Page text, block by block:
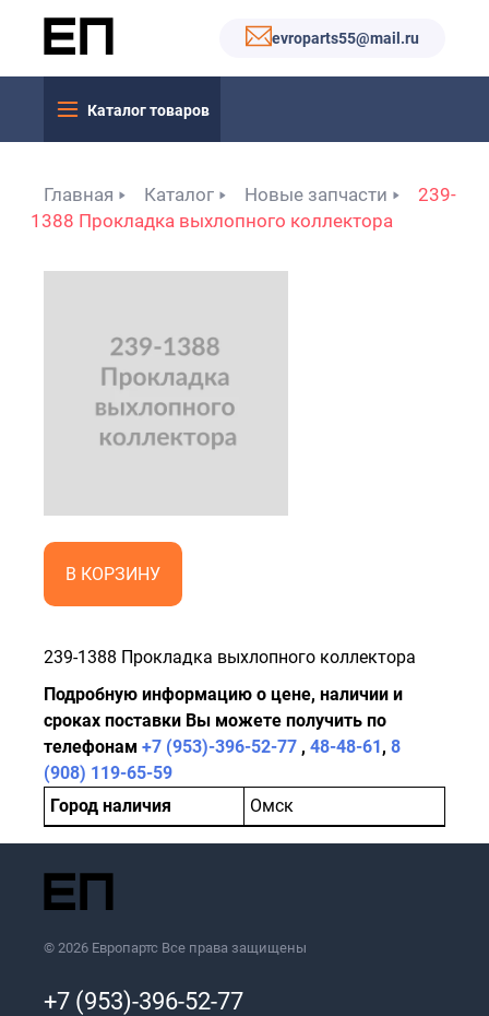
evroparts55@mail.ru
Каталог товаров
Главная Каталог Новые запчасти
239-
1388 Прокладка выхлопного коллектора
В КОРЗИНУ
239-1388 Прокладка выхлопного коллектора
Подробную информацию о цене, наличии и
сроках поставки Вы можете получить по
телефонам +7 (953)-396-52-77 , 48-48-61, 8
(908) 119-65-59
Город наличия
Омск
© 2026 Европартс Все права защищены
+7 (953)-396-52-77